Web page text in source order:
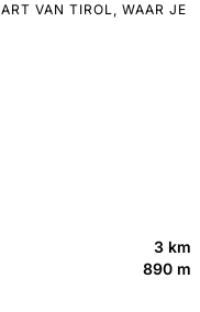
VAN TIROL, WAAR JE
3 km
890 m